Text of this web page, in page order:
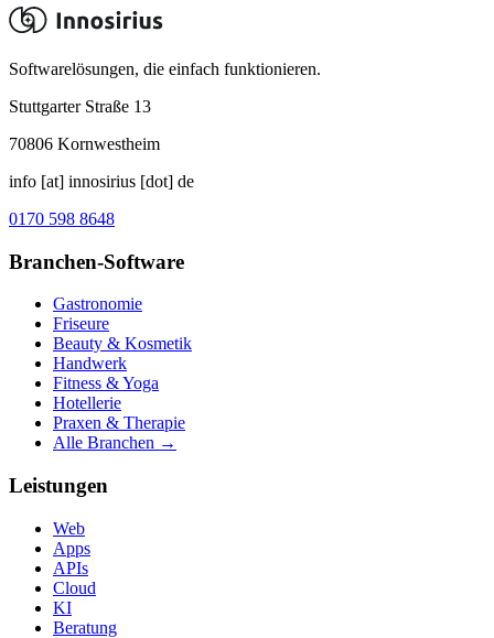
Softwarelösungen, die einfach funktionieren.
Stuttgarter Straße 13
70806 Kornwestheim
info [at] innosirius [dot] de
0170 598 8648
Branchen-Software
Gastronomie
Friseure
Beauty & Kosmetik
Handwerk
Fitness & Yoga
Hotellerie
Praxen & Therapie
Alle Branchen →
Leistungen
Web
Apps
APIs
Cloud
KI
Beratung